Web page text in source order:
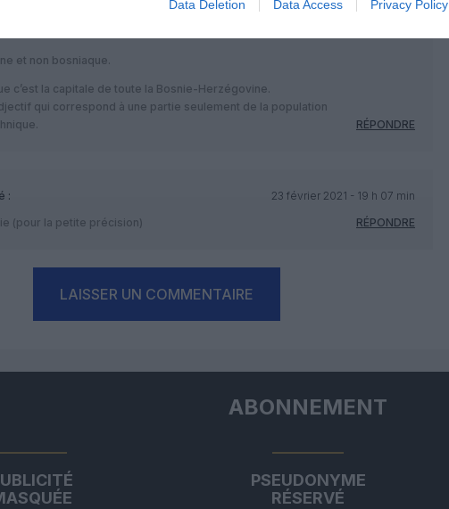
Data Deletion Data Access Privacy Policy
:
et non bosniaque.
c’est la capitale de toute la Bosnie-Herzégovine.
qui correspond à une partie seulement de la population
RÉPONDRE
:
23 février 2021 - 19 h 07 min
(pour la petite précision)
RÉPONDRE
LAISSER UN COMMENTAIRE
ABONNEMENT
PSEUDONYME
RÉSERVÉ